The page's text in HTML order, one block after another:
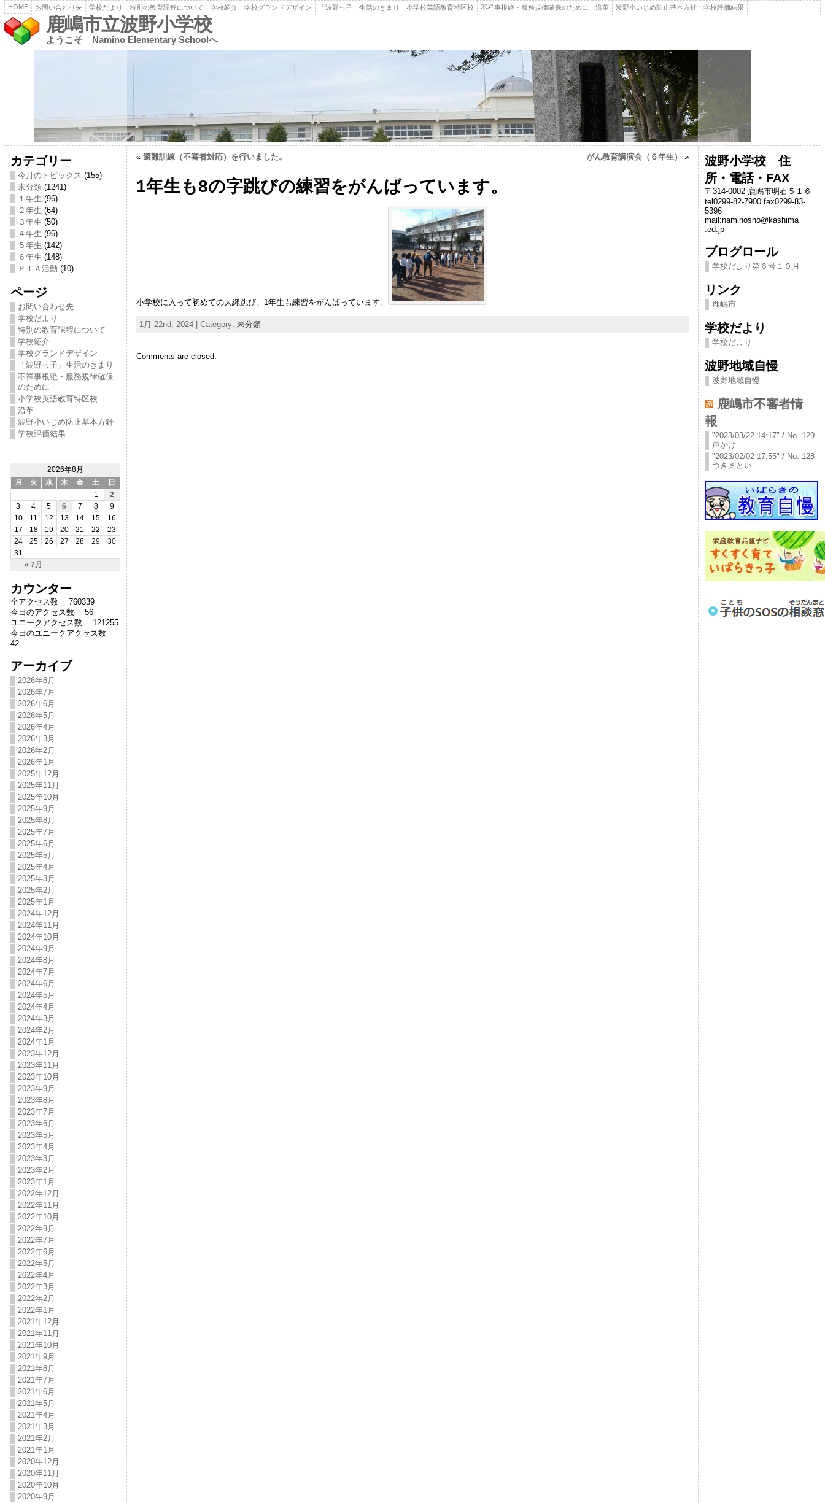
HOME お問い合わせ先 学校だより 特別の教育課程について 学校紹介 学校グランドデザイン 「波野っ子」生活のきまり 小学校英語教育特区校 不祥事根絶・服務規律確保のために 沿革 波野小いじめ防止基本方針 学校評価結果
鹿嶋市立波野小学校
ようこそ Namino Elementary Schoolへ
カテゴリー
今月のトピックス (155)
未分類(1241)
１年生 (96)
２年生 (64)
３年生 (50)
４年生 (96)
５年生 (142)
６年生 (148)
ＰＴＡ活動 (10)
ページ
お問い合わせ先
学校だより
特別の教育課程について
学校紹介
学校グランドデザイン
「波野っ子」生活のきまり
不祥事根絶・服務規律確保
のために
小学校英語教育特区校
沿革
波野小いじめ防止基本方針
学校評価結果
2026年8月
月
火 水 木 金 土 日
« 7月
1
2
3
4 5 6 7 8
9
10
11 12 13 14 15
16
17
18 19 20 21 22
23
24
25 26 27 28 29
30
31
カウンター
全アクセス数 760339
今日のアクセス数 56
ユニークアクセス数 121255
今日のユニークアクセス数
42
アーカイブ
2026年8月
2026年7月
2026年6月
2026年5月
2026年4月
2026年3月
2026年2月
2026年1月
2025年12月
2025年11月
2025年10月
2025年9月
2025年8月
2025年7月
2025年6月
2025年5月
2025年4月
2025年3月
2025年2月
2025年1月
2024年12月
2024年11月
2024年10月
2024年9月
2024年8月
2024年7月
2024年6月
2024年5月
2024年4月
2024年3月
2024年2月
2024年1月
2023年12月
2023年11月
2023年10月
2023年9月
2023年8月
2023年7月
2023年6月
2023年5月
2023年4月
2023年3月
2023年2月
2023年1月
2022年12月
2022年11月
2022年10月
2022年9月
2022年7月
2022年6月
2022年5月
2022年4月
2022年3月
2022年2月
2022年1月
2021年12月
2021年11月
2021年10月
2021年9月
2021年8月
2021年7月
2021年6月
2021年5月
2021年4月
2021年3月
2021年2月
2021年1月
2020年12月
2020年11月
2020年10月
2020年9月
« 避難訓練（不審者対応）を行いました。 がん教育講演会（６年生） »
1年生も8の字跳びの練習をがんばっています。
小学校に入って初めての大縄跳び。1年生も練習をがんばっています。
1月 22nd, 2024 | Category: 未分類
Comments are closed.
波野小学校 住
所・電話・FAX
〒314-0002 鹿嶋市明石５１６
tel0299-82-7900 fax0299-83-
5396
mail:naminosho@kashima
.ed.jp
ブログロール
学校だより第６号１０月
リンク
鹿嶋市
学校だより
学校だより
波野地域自慢
波野地域自慢
鹿嶋市不審者情
報
"2023/03/22 14:17" / No. 129
声かけ
"2023/02/02 17:55" / No. 128
つきまとい